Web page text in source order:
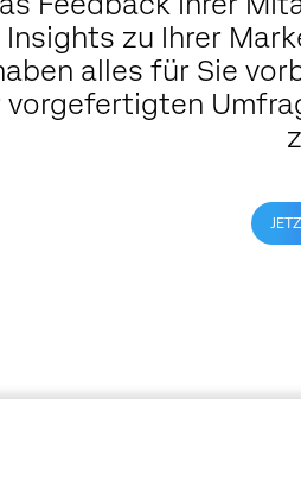
zu Ihrer
alles für Sie
vorgefertigten